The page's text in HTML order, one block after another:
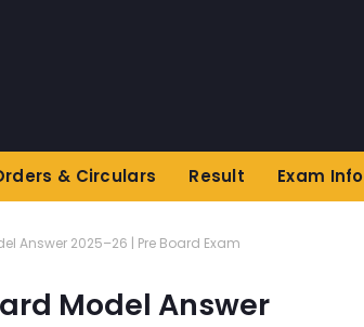
& Circulars Result Exam Info
Answer 2025–26 | Pre Board Exam
Model Answer